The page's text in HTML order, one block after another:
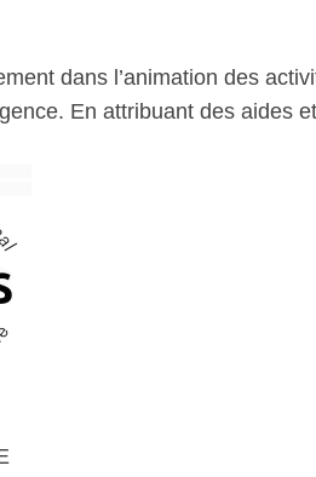
dans l’animation des
En attribuant des aides